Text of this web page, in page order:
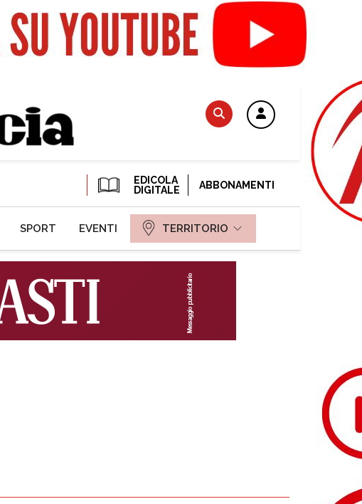
EDICOLA
DIGITALE
ABBONAMENTI
SPORT EVENTI TERRITORIO